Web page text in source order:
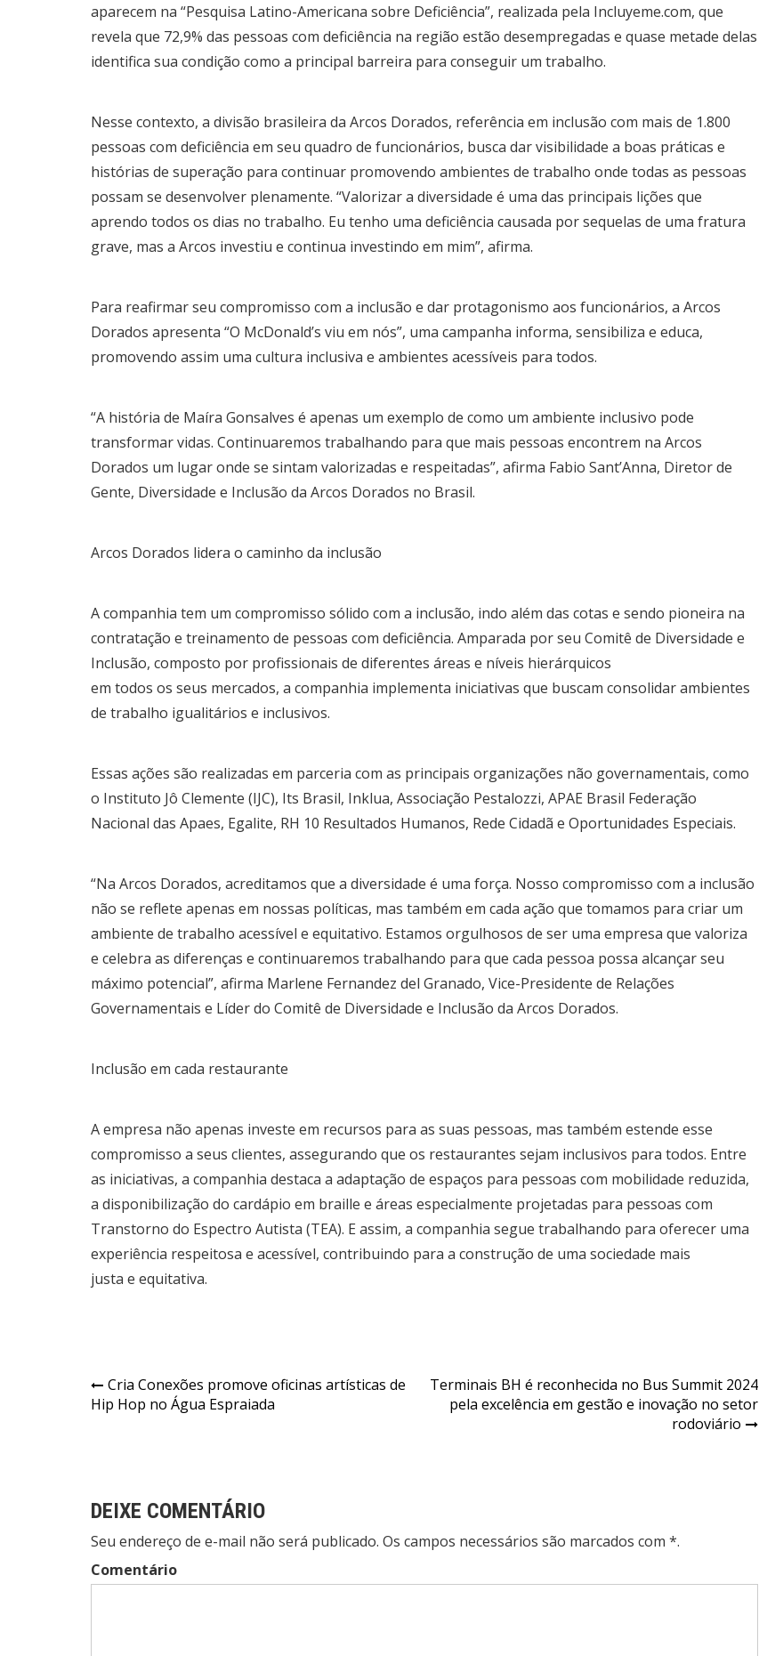
aparecem na “Pesquisa Latino-Americana sobre Deficiência”, realizada pela Incluyeme.com, que
revela que 72,9% das pessoas com deficiência na região estão desempregadas e quase metade delas
identifica sua condição como a principal barreira para conseguir um trabalho.
Nesse contexto, a divisão brasileira da Arcos Dorados, referência em inclusão com mais de 1.800
pessoas com deficiência em seu quadro de funcionários, busca dar visibilidade a boas práticas e
histórias de superação para continuar promovendo ambientes de trabalho onde todas as pessoas
possam se desenvolver plenamente. “Valorizar a diversidade é uma das principais lições que
aprendo todos os dias no trabalho. Eu tenho uma deficiência causada por sequelas de uma fratura
grave, mas a Arcos investiu e continua investindo em mim”, afirma.
Para reafirmar seu compromisso com a inclusão e dar protagonismo aos funcionários, a Arcos
Dorados apresenta “O McDonald’s viu em nós”, uma campanha informa, sensibiliza e educa,
promovendo assim uma cultura inclusiva e ambientes acessíveis para todos.
“A história de Maíra Gonsalves é apenas um exemplo de como um ambiente inclusivo pode
transformar vidas. Continuaremos trabalhando para que mais pessoas encontrem na Arcos
Dorados um lugar onde se sintam valorizadas e respeitadas”, afirma Fabio Sant’Anna, Diretor de
Gente, Diversidade e Inclusão da Arcos Dorados no Brasil.
Arcos Dorados lidera o caminho da inclusão
A companhia tem um compromisso sólido com a inclusão, indo além das cotas e sendo pioneira na
contratação e treinamento de pessoas com deficiência. Amparada por seu Comitê de Diversidade e
Inclusão, composto por profissionais de diferentes áreas e níveis hierárquicos
em todos os seus mercados, a companhia implementa iniciativas que buscam consolidar ambientes
de trabalho igualitários e inclusivos.
Essas ações são realizadas em parceria com as principais organizações não governamentais, como
o Instituto Jô Clemente (IJC), Its Brasil, Inklua, Associação Pestalozzi, APAE Brasil Federação
Nacional das Apaes, Egalite, RH 10 Resultados Humanos, Rede Cidadã e Oportunidades Especiais.
“Na Arcos Dorados, acreditamos que a diversidade é uma força. Nosso compromisso com a inclusão
não se reflete apenas em nossas políticas, mas também em cada ação que tomamos para criar um
ambiente de trabalho acessível e equitativo. Estamos orgulhosos de ser uma empresa que valoriza
e celebra as diferenças e continuaremos trabalhando para que cada pessoa possa alcançar seu
máximo potencial”, afirma Marlene Fernandez del Granado, Vice-Presidente de Relações
Governamentais e Líder do Comitê de Diversidade e Inclusão da Arcos Dorados.
Inclusão em cada restaurante
A empresa não apenas investe em recursos para as suas pessoas, mas também estende esse
compromisso a seus clientes, assegurando que os restaurantes sejam inclusivos para todos. Entre
as iniciativas, a companhia destaca a adaptação de espaços para pessoas com mobilidade reduzida,
a disponibilização do cardápio em braille e áreas especialmente projetadas para pessoas com
Transtorno do Espectro Autista (TEA). E assim, a companhia segue trabalhando para oferecer uma
experiência respeitosa e acessível, contribuindo para a construção de uma sociedade mais
justa e equitativa.
Navegação
de
Cria Conexões promove oficinas artísticas de
Hip Hop no Água Espraiada
Terminais BH é reconhecida no Bus Summit 2024
pela excelência em gestão e inovação no setor
rodoviário
DEIXE COMENTÁRIO
Seu endereço de e-mail não será publicado. Os campos necessários são marcados com *.
Comentário